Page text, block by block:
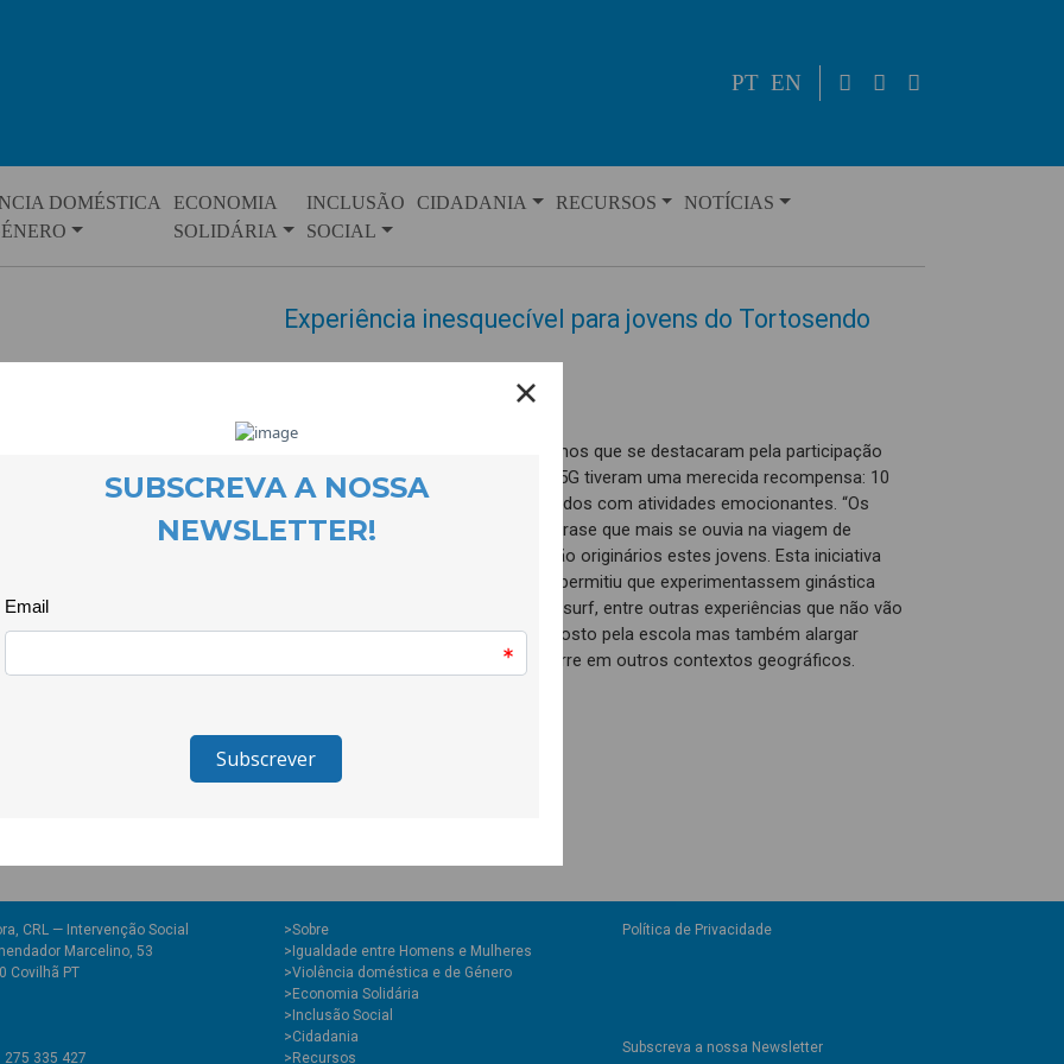
PT EN
DOMÉSTICA
ECONOMIA
SOLIDÁRIA
INCLUSÃO
SOCIAL
CIDADANIA RECURSOS NOTÍCIAS
Experiência inesquecível para jovens do Tortosendo
Quinzejovens entre os 14 e os 18 anos que se destacaram pela participação
positiva noProjeto Quero Saber + E5G tiveram uma merecida recompensa: 10
dias de férias naPraia Azul preenchidos com atividades emocionantes. “Os
melhores dias da minhavida” era a frase que mais se ouvia na viagem de
regresso ao Tortosendo, deonde são originários estes jovens. Esta iniciativa
financiada pelo ProgramaEscolhas permitiu que experimentassem ginástica
acrobática, escalada, slide,aulas de surf, entre outras experiências que não vão
esquecer. O objetivo éincentivar o gosto pela escola mas também alargar
horizontes já que estainiciativa ocorre em outros contextos geográficos.
CRL — Intervenção Social
Marcelino, 53
Covilhã PT
335 427
>Sobre
>Igualdade entre Homens e Mulheres
>Violência doméstica e de Género
>Economia Solidária
>Inclusão Social
>Cidadania
>Recursos
Política de Privacidade
Subscreva a nossa Newsletter